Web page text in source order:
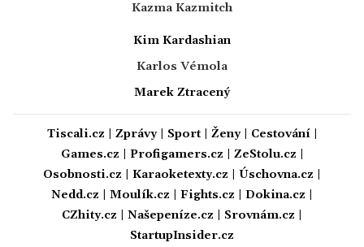
Kazma Kazmitch
Kim Kardashian
Karlos Vémola
Marek Ztracený
Tiscali.cz Zprávy| Sport| Ženy| Cestování|
Games.cz
Profigamers.cz ZeStolu.cz
Osobnosti.cz
Karaoketexty.cz Úschovna.cz
Nedd.cz
Moulík.cz Fights.cz Dokina.cz
CZhity.cz
Našepeníze.cz Srovnám.cz
StartupInsider.cz